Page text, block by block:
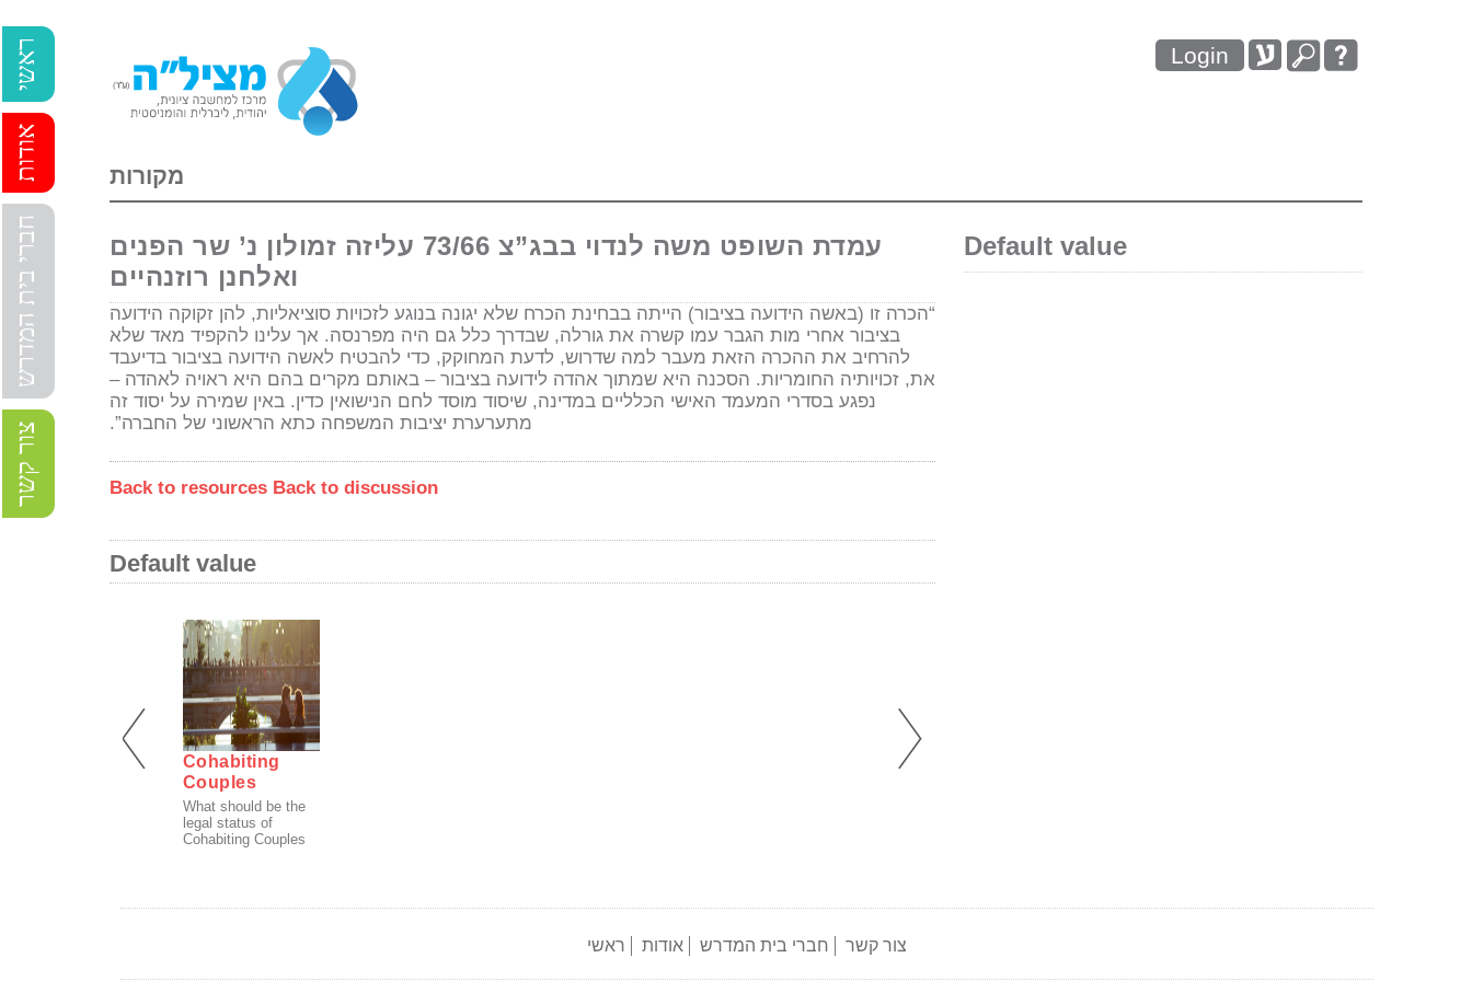
ראשי
אודות
חברי בית המדרש
צור קשר
Login
מקורות
עמדת השופט משה לנדוי בבג”צ 73/66 עליזה זמולון נ’ שר הפנים
ואלחנן רוזנהיים
“הכרה זו (באשה הידועה בציבור) הייתה בבחינת הכרח שלא יגונה בנוגע לזכויות סוציאליות, להן זקוקה הידועה
בציבור אחרי מות הגבר עמו קשרה את גורלה, שבדרך כלל גם היה מפרנסה. אך עלינו להקפיד מאד שלא
להרחיב את ההכרה הזאת מעבר למה שדרוש, לדעת המחוקק, כדי להבטיח לאשה הידועה בציבור בדיעבד
את, זכויותיה החומריות. הסכנה היא שמתוך אהדה לידועה בציבור – באותם מקרים בהם היא ראויה לאהדה –
נפגע בסדרי המעמד האישי הכלליים במדינה, שיסוד מוסד לחם הנישואין כדין. באין שמירה על יסוד זה
מתערערת יציבות המשפחה כתא הראשוני של החברה”.
Back to resources Back to discussion
Default value
Cohabiting
Couples
What should be the
legal status of
Cohabiting Couples
Default value
ראשי אודות חברי בית המדרש צור קשר